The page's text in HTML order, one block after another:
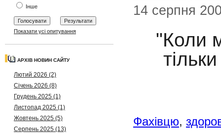
Інше
Показати усі опитування
АРХІВ НОВИН САЙТУ
Лютий 2026 (2)
Січень 2026 (8)
Грудень 2025 (1)
Листопад 2025 (1)
Жовтень 2025 (5)
Серпень 2025 (13)
14 серпня
"Коли
Фахівцю,